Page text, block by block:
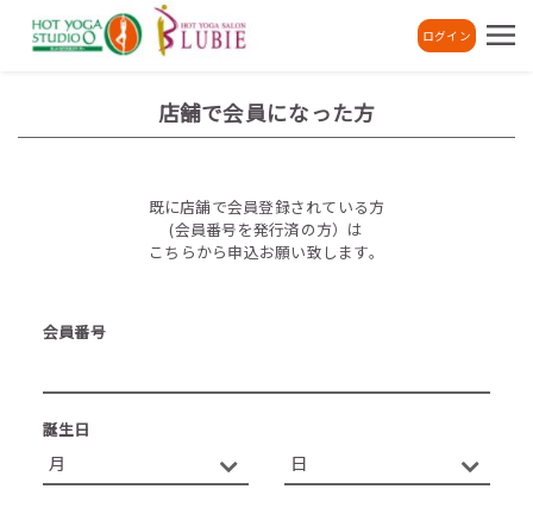
ログイン
店舗で会員になった方
既に店舗で会員登録されている方
(会員番号を発行済の方）は
こちらから申込お願い致します。
会員番号
誕生日